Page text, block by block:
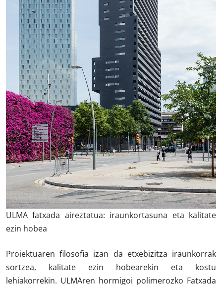
ULMA fatxada aireztatua:
iraunkortasuna eta kalitate
ezin hobea
Proiektuaren filosofia izan da etxebizitza iraunkorrak
sortzea, kalitate ezin hobearekin eta kostu
lehiakorrekin. ULMAren hormigoi polimerozko Fatxada